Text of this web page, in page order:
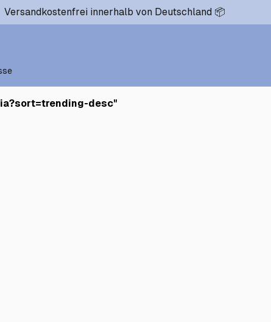
Versandkostenfrei innerhalb von Deutschland 📦
desc"